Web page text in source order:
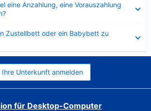
eine Anzahlung, eine Vorauszahlung
Zustellbett oder ein Babybett zu
Ihre Unterkunft anmelden
für Desktop-Computer